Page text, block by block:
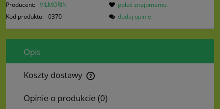
Producent: VILMORIN
Kod produktu: 0370
poleć znajomemu
dodaj opinię
Opis
Koszty dostawy
Cena nie zawiera ewentualnych kosztów płatności
Opinie o produkcie (0)